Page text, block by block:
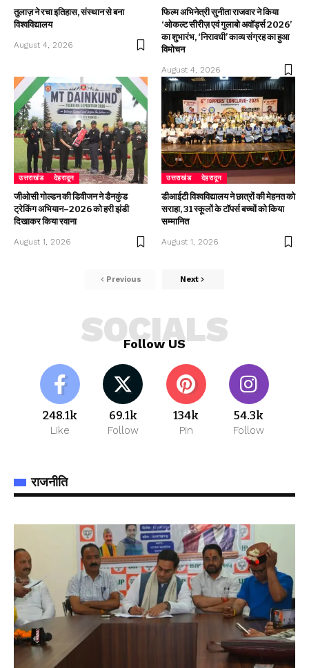
तुलाज़ ने रचा इतिहास, संस्थान से बना
विश्वविद्यालय
August 4, 2026
फिल्म अभिनेत्री सुनीता राजवार ने किया
‘ओकल्ट सीरीज़ एवं गुलाबो अवॉर्ड्स 2026’
का शुभारंभ, ‘निरावधी’ काव्य संग्रह का हुआ
विमोचन
August 4, 2026
उत्तराखंड देहरादून
जीओसी गोल्डन की डिवीजन ने डैनकुंड
ट्रेकिंग अभियान–2026 को हरी झंडी
दिखाकर किया रवाना
August 1, 2026
उत्तराखंड देहरादून
डीआईटी विश्वविद्यालय ने छात्रों की मेहनत को
सराहा, 31 स्कूलों के टॉपर्स बच्चों को किया
सम्मानित
August 1, 2026
Previous Next
Follow US
SOCIALS
248.1k
Like
69.1k
Follow
134k
Pin
54.3k
Follow
राजनीति